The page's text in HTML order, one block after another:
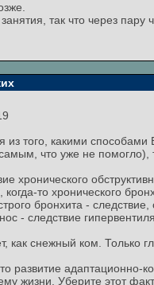
так что через пару
из того, какими
что уже не помогло),
хронического
когда-то хронического
бронхита -
- следствие
как снежный ком. Только
развитие адаптационно-
жизни. Уберите этот